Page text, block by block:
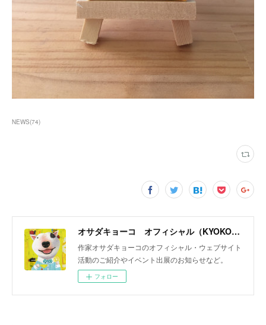
NEWS(74)
オサダキョーコ オフィシャル（KYOKO OSADA official）
作家オサダキョーコのオフィシャル・ウェブサイト
活動のご紹介やイベント出展のお知らせなど。
フォロー